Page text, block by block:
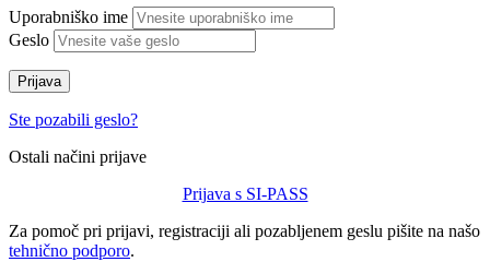
Uporabniško ime
Geslo
Prijava
Ste pozabili geslo?
Ostali načini prijave
Prijava s SI-PASS
Za pomoč pri prijavi, registraciji ali pozabljenem geslu pišite na našo
tehnično podporo.